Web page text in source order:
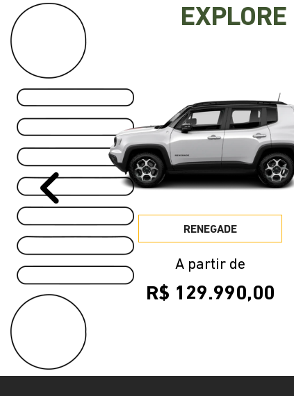
RENEGADE
A partir de
R$ 129.990,00
Anterior